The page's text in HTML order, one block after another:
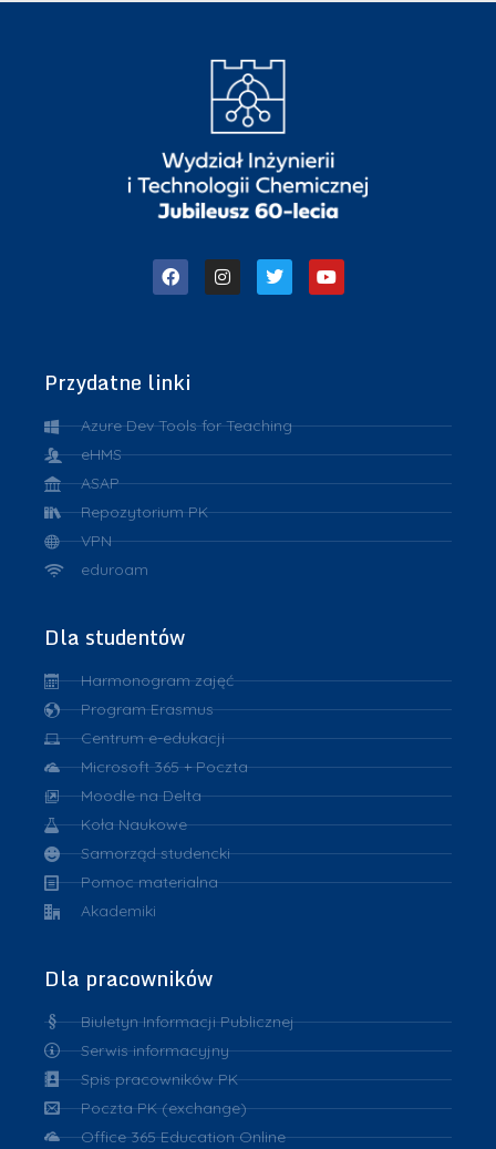
Przydatne linki
Azure Dev Tools for Teaching
eHMS
ASAP
Repozytorium PK
VPN
eduroam
Dla studentów
Harmonogram zajęć
Program Erasmus
Centrum e-edukacji
Microsoft 365 + Poczta
Moodle na Delta
Koła Naukowe
Samorząd studencki
Pomoc materialna
Akademiki
Dla pracowników
Biuletyn Informacji Publicznej
Serwis informacyjny
Spis pracowników PK
Poczta PK (exchange)
Office 365 Education Online